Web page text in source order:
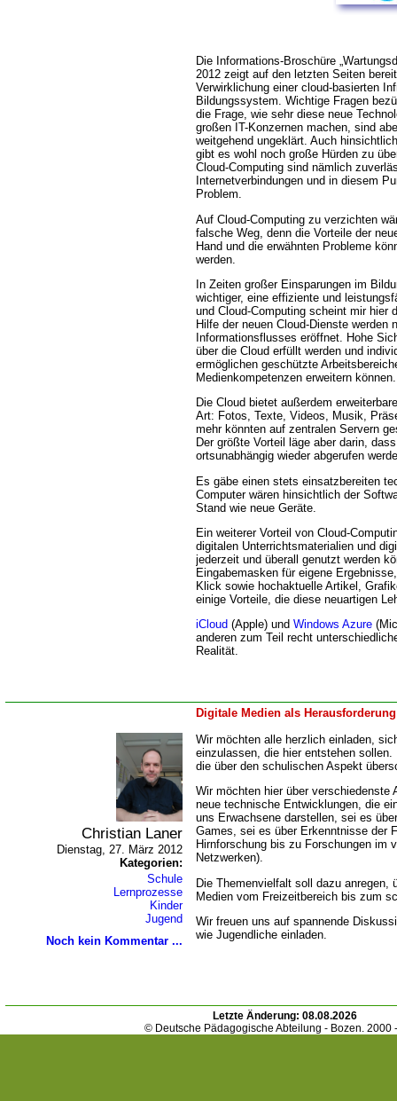
Die Informations-Broschüre
2012 zeigt auf den letzten Seiten
Verwirklichung einer cloud-basierten
Bildungssystem. Wichtige Fragen
die Frage, wie sehr diese neue
großen IT-Konzernen machen, sind
weitgehend ungeklärt. Auch
gibt es wohl noch große Hürden zu
Cloud-Computing sind nämlich
Internetverbindungen und in diesem
Problem.
Auf Cloud-Computing zu verzichten
falsche Weg, denn die Vorteile der
Hand und die erwähnten Probleme
werden.
In Zeiten großer Einsparungen im
wichtiger, eine effiziente und
und Cloud-Computing scheint mir hier
Hilfe der neuen Cloud-Dienste werden
Informationsflusses eröffnet. Hohe
über die Cloud erfüllt werden und
ermöglichen geschützte
Medienkompetenzen erweitern können.
Die Cloud bietet außerdem
Art: Fotos, Texte, Videos, Musik,
mehr könnten auf zentralen Servern
Der größte Vorteil läge aber darin,
ortsunabhängig wieder abgerufen
Es gäbe einen stets einsatzbereiten
Computer wären hinsichtlich der
Stand wie neue Geräte.
Ein weiterer Vorteil von Cloud-
digitalen Unterrichtsmaterialien und
jederzeit und überall genutzt werden
Eingabemasken für eigene
Klick sowie hochaktuelle Artikel,
einige Vorteile, die diese neuartigen
iCloud (Apple) und Windows Azure
anderen zum Teil recht
Realität.
Digitale Medien als Herausforderung
Christian Laner
Dienstag, 27. März 2012
Kategorien:
Schule
Lernprozesse
Kinder
Jugend
Noch kein Kommentar ...
Wir möchten alle herzlich einladen,
einzulassen, die hier entstehen
die über den schulischen Aspekt
Wir möchten hier über verschiedenste
neue technische Entwicklungen, die
uns Erwachsene darstellen, sei es
Games, sei es über Erkenntnisse der
Hirnforschung bis zu Forschungen im
Netzwerken).
Die Themenvielfalt soll dazu anregen,
Medien vom Freizeitbereich bis zum
Wir freuen uns auf spannende
wie Jugendliche einladen.
Letzte Änderung: 08.08.2026
© Deutsche Pädagogische Abteilung - Bozen. 2000